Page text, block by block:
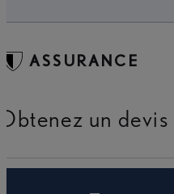
ASSURANCE
un